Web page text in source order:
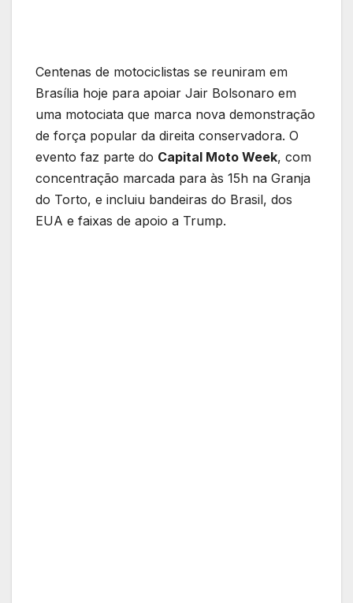
Centenas de motociclistas se reuniram em
Brasília hoje para apoiar Jair Bolsonaro em
uma motociata que marca nova demonstração
de força popular da direita conservadora. O
evento faz parte do Capital Moto Week, com
concentração marcada para às 15h na Granja
do Torto, e incluiu bandeiras do Brasil, dos
EUA e faixas de apoio a Trump.